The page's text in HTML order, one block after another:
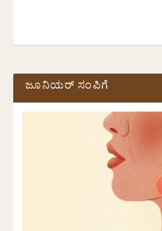
ಜೂನಿಯರ್ ಸಂಪಿಗೆ